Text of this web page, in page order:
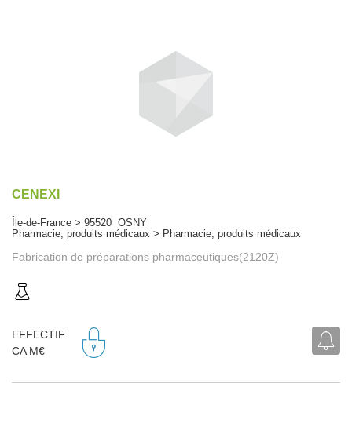
CENEXI
Île-de-France > 95520 OSNY
Pharmacie, produits médicaux > Pharmacie, produits médicaux
Fabrication de préparations pharmaceutiques(2120Z)
EFFECTIF
CA M€